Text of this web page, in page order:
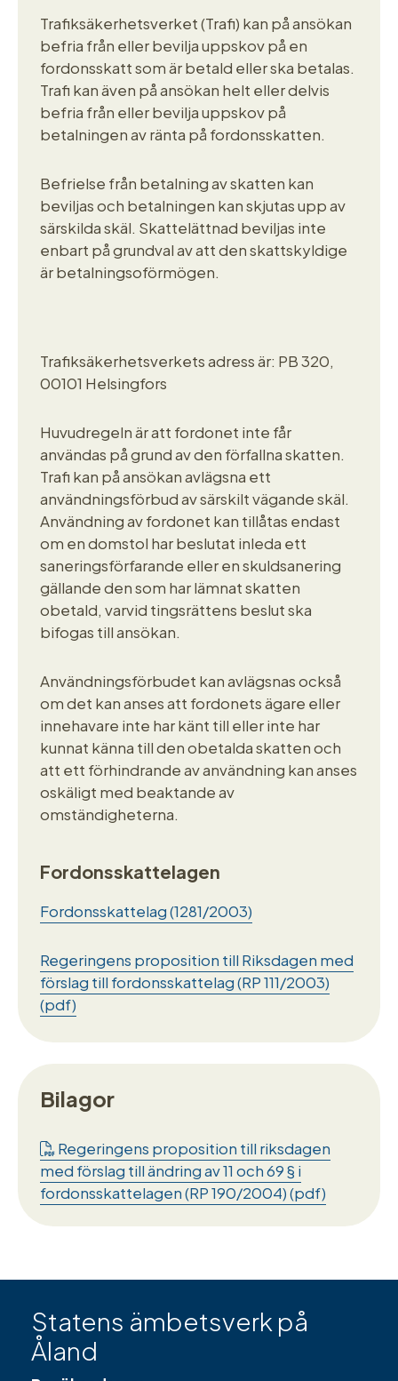
Trafiksäkerhetsverket (Trafi) kan på ansökan
befria från eller bevilja uppskov på en
fordonsskatt som är betald eller ska betalas.
Trafi kan även på ansökan helt eller delvis
befria från eller bevilja uppskov på
betalningen av ränta på fordonsskatten.
Befrielse från betalning av skatten kan
beviljas och betalningen kan skjutas upp av
särskilda skäl. Skattelättnad beviljas inte
enbart på grundval av att den skattskyldige
är betalningsoförmögen.
Trafiksäkerhetsverkets adress är: PB 320,
00101 Helsingfors
Huvudregeln är att fordonet inte får
användas på grund av den förfallna skatten.
Trafi kan på ansökan avlägsna ett
användningsförbud av särskilt vägande skäl.
Användning av fordonet kan tillåtas endast
om en domstol har beslutat inleda ett
saneringsförfarande eller en skuldsanering
gällande den som har lämnat skatten
obetald, varvid tingsrättens beslut ska
bifogas till ansökan.
Användningsförbudet kan avlägsnas också
om det kan anses att fordonets ägare eller
innehavare inte har känt till eller inte har
kunnat känna till den obetalda skatten och
att ett förhindrande av användning kan anses
oskäligt med beaktande av
omständigheterna.
Fordonsskattelagen
Fordonsskattelag (1281/2003)
Regeringens proposition till Riksdagen med
förslag till fordonsskattelag (RP 111/2003)
(pdf)
Bilagor
Regeringens proposition till riksdagen
med förslag till ändring av 11 och 69 § i
fordonsskattelagen (RP 190/2004) (pdf)
Statens ämbetsverk på
Åland